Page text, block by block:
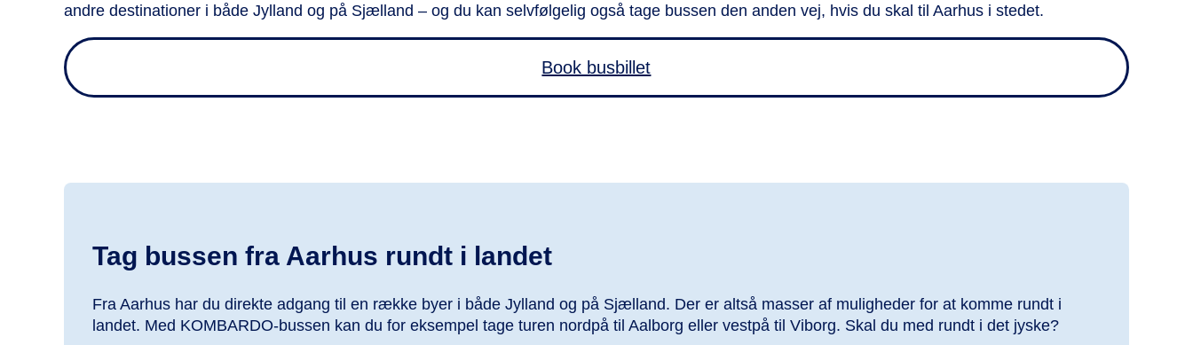
andre destinationer i både Jylland og på Sjælland – og du kan selvfølgelig også tage bussen den anden vej, hvis du skal til Aarhus i stedet.
Book busbillet
Tag bussen fra Aarhus rundt i landet
Fra Aarhus har du direkte adgang til en række byer i både Jylland og på Sjælland. Der er altså masser af muligheder for at komme rundt i
landet. Med KOMBARDO-bussen kan du for eksempel tage turen nordpå til Aalborg eller vestpå til Viborg. Skal du med rundt i det jyske?